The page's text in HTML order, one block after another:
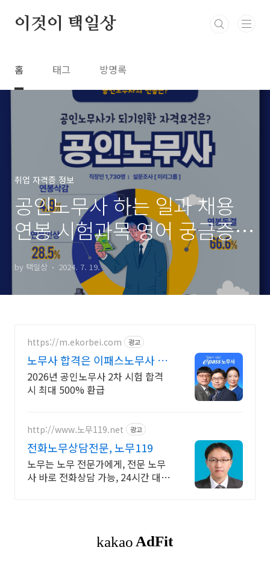
이것이 택일상
홈 태그 방명록
취업 자격증 정보
공인노무사 하는 일과 채용
연봉 시험과목 영어 궁금증 5
가지
by 택일상 2024. 7. 19.
https://m.ekorbei.com 광고
노무사 합격은 이패스노무사 합
격도 역시 이패스!
2026년 공인노무사 2차 시험 합격
시 최대 500% 환급
http://www.노무119.net 광고
전화노무상담전문, 노무119
노무는 노무 전문가에게, 전문 노무
사 바로 전화상담 가능, 24시간 대기